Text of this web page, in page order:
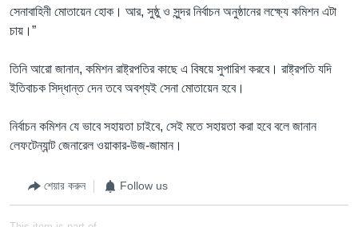
সেনাবাহিনী মোতায়েন হোক। আর, সুষ্ঠু ও সুন্দর নির্বাচন অনুষ্ঠানের লক্ষ্যে কমিশন এটা
চায়।”
তিনি আরো জানান, কমিশন রাষ্ট্রপতির কাছে এ বিষয়ে সুপারিশ করবে। রাষ্ট্রপতি যদি
ইতিবাচক সিদ্ধান্ত দেন তবে অবশ্যই সেনা মোতায়েন হবে।
নির্বাচন কমিশন যে ভাবে সহায়তা চাইবে, সেই মতে সহায়তা করা হবে বলে জানান
লেফটেন্যান্ট জেনারেল ওয়াকার-উজ-জামান।
শেয়ার করুন Follow us